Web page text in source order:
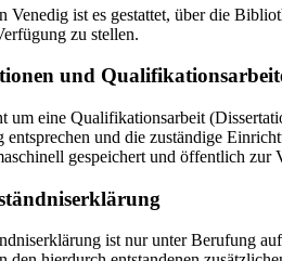
Venedig ist es gestattet, über die
zu stellen.
und
um eine Qualifikationsarbeit
entsprechen und die zuständige
gespeichert und öffentlich zur
ist nur unter Berufung